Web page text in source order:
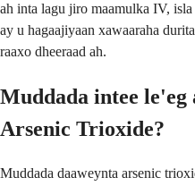
ah inta lagu jiro maamulka IV,
ay u hagaajiyaan xawaaraha
raaxo dheeraad ah.
Muddada intee le'eg
Arsenic Trioxide?
Muddada daaweynta arsenic